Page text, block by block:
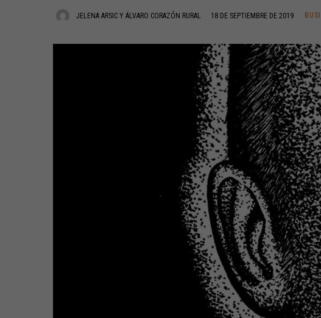
JELENA ARSIC Y ÁLVARO CORAZÓN RURAL 18 DE SEPTIEMBRE DE 2019